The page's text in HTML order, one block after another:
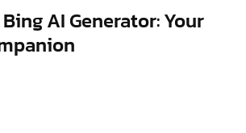
AI Generator: Your